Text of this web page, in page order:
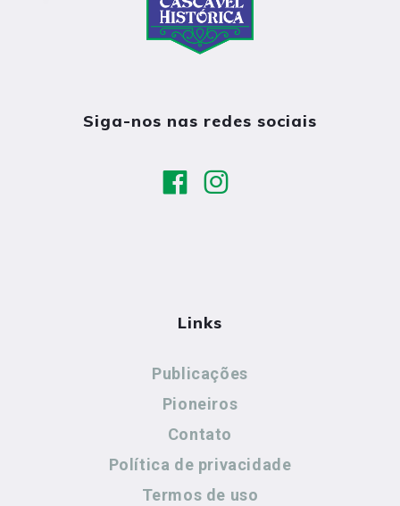
Siga-nos nas redes sociais
Links
Publicações
Pioneiros
Contato
Política de privacidade
Termos de uso